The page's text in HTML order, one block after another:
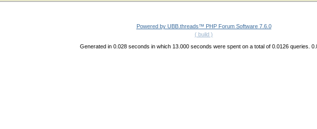
Powered by UBB.threads™ PHP Forum Software 7.6.0
( build )
Generated in 0.028 seconds in which 13.000 seconds were spent on a total of 0.0126 queries.